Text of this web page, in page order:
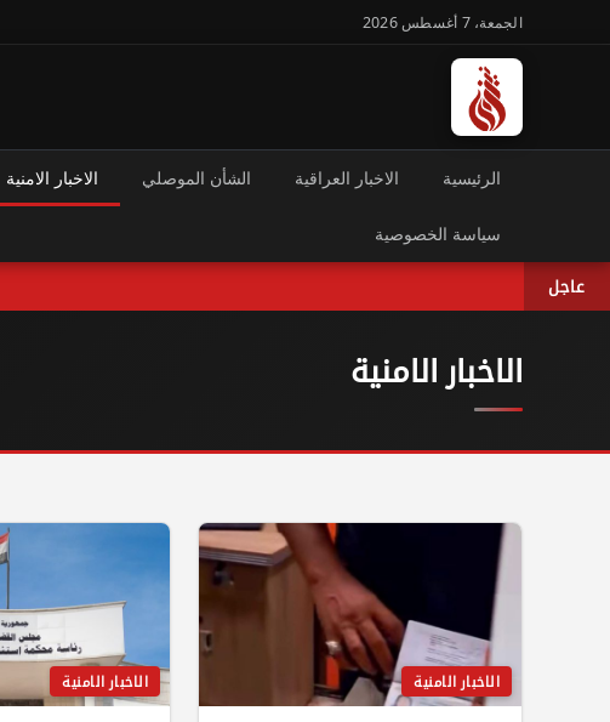
الجمعة، 7 أغسطس 2026
الرئيسية الاخبار العراقية الشأن الموصلي الاخبار الامنية
سياسة الخصوصية
عاجل
الاخبار الامنية
الاخبار الامنية الاخبار الامنية